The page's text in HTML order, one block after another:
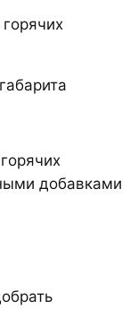
добавками